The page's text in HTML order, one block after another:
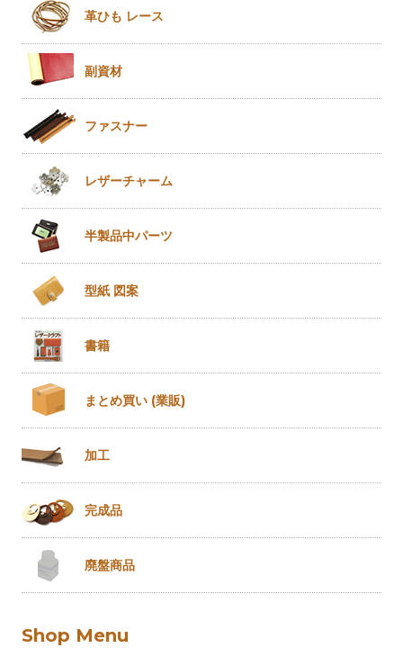
革ひも レース
副資材
ファスナー
レザーチャーム
半製品中パーツ
型紙 図案
書籍
まとめ買い (業販)
加工
完成品
廃盤商品
Shop Menu